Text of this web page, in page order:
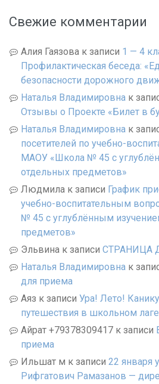
Свежие комментарии
Алия Гаязова к записи 1 — 4
Профилактическая беседа:
безопасности дорожного
Наталья Владимировна к
Отзывы о Проекте «Билет в
Наталья Владимировна к
посетителей по учебно-
МАОУ «Школа № 45 с
отдельных предметов»
Людмила к записи График
учебно-воспитательным
№ 45 с углублённым
предметов»
Эльвина к записи СТРАНИЦА
Наталья Владимировна к
для приема
Аяз к записи Ура! Лето!
путешествия в школьном
Айрат +79378309417 к записи
приема
Ильшат м к записи 22 января
Рифгатович Рамазанов —